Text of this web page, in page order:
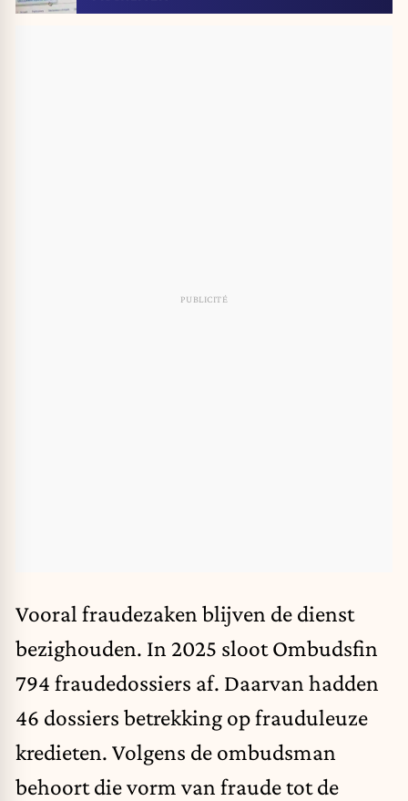
Vooral fraudezaken blijven de dienst
bezighouden. In 2025 sloot Ombudsfin
794 fraudedossiers af. Daarvan hadden
46 dossiers betrekking op frauduleuze
kredieten. Volgens de ombudsman
behoort die vorm van fraude tot de